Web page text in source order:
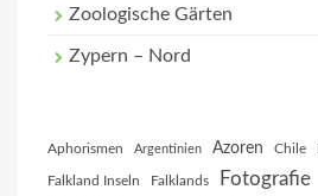
Zoologische Gärten
Zypern – Nord
Aphorismen Argentinien Azoren Chile
Falkland Inseln Falklands Fotografie